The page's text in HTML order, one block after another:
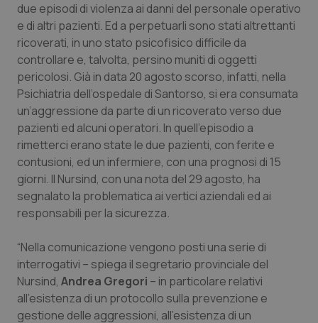
Calabria
Campania
Emilia-Romagna
Friuli Venezia Giulia
Lazio
Liguria
Marche
Molise
Asma & BPCO
Car-T
Colesterolo & coronaropatie
Dermatite Atopica
Diabete & glucometri
Disturbi dell’umore
Donna & Salute
Epatiti
due episodi di violenza ai danni del personale operativo
e di altri pazienti. Ed a perpetuarli sono stati altrettanti
ricoverati, in uno stato psicofisico difficile da
controllare e, talvolta, persino muniti di oggetti
pericolosi. Già in data 20 agosto scorso, infatti, nella
Psichiatria dell’ospedale di Santorso, si era consumata
un’aggressione da parte di un ricoverato verso due
pazienti ed alcuni operatori. In quell’episodio a
rimetterci erano state le due pazienti, con ferite e
contusioni, ed un infermiere, con una prognosi di 15
giorni. Il Nursind, con una nota del 29 agosto, ha
segnalato la problematica ai vertici aziendali ed ai
responsabili per la sicurezza.
“Nella comunicazione vengono posti una serie di
interrogativi – spiega il segretario provinciale del
Nursind, Andrea Gregori – in particolare relativi
all’esistenza di un protocollo sulla prevenzione e
gestione delle aggressioni, all’esistenza di un